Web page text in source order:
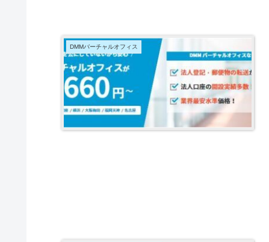
DMMバーチャルオフィス